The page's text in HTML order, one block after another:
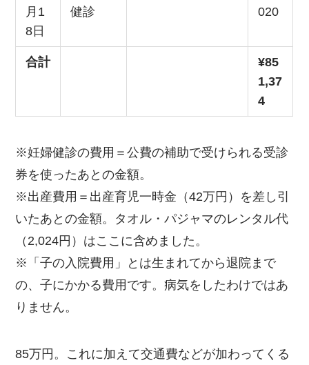
月1
8日
健診
020
合計
¥85
1,37
4
※妊婦健診の費用＝公費の補助で受けられる受診
券を使ったあとの金額。
※出産費用＝出産育児一時金（42万円）を差し引
いたあとの金額。タオル・パジャマのレンタル代
（2,024円）はここに含めました。
※「子の入院費用」とは生まれてから退院まで
の、子にかかる費用です。病気をしたわけではあ
りません。
85万円。これに加えて交通費などが加わってくる